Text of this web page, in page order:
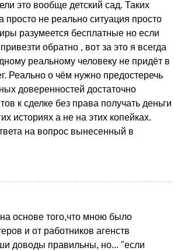
это вообще детский сад. Таких
просто не реально ситуация просто
разумеется бесплатные но если
обратно , вот за это я всегда
реальному человеку не придёт в
Реально о чём нужно предостеречь
доверенностей достаточно
к сделке без права получать деньги
историях а не на этих копейках.
на вопрос вынесенный в
основе того,что мною было
и от работников агенств
доводы правильны, но... "если